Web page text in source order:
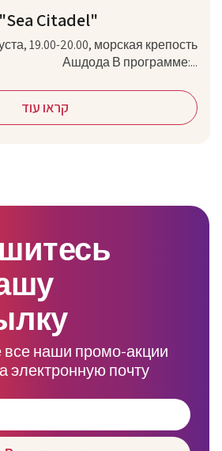
Citadel"
19.00-20.00, морская крепость
Ашдода В программе:...
קראו עוד
все наши промо-акции
электронную почту